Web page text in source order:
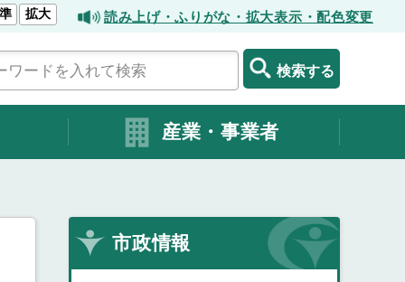
拡大 読み上げ・ふりがな・拡大表示・配色変更
検索する
産業・事業者
市政情報